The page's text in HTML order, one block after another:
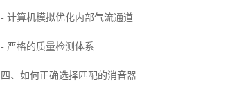
- 计算机模拟优化内部气流通道
- 严格的质量检测体系
四、如何正确选择匹配的消音器